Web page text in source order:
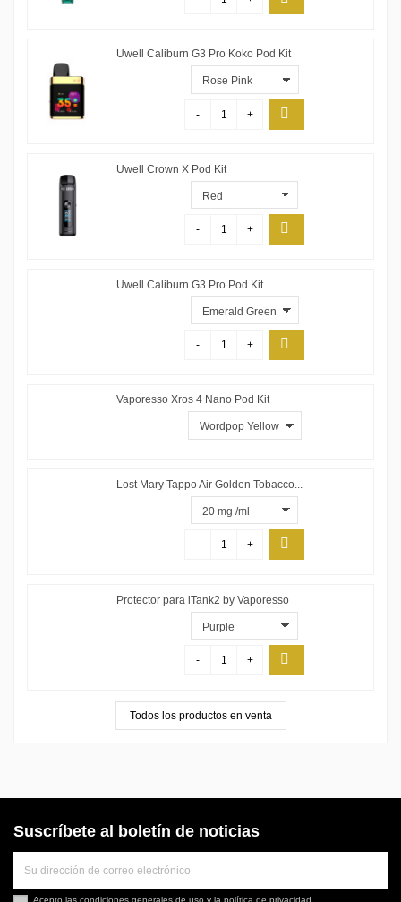
Uwell Caliburn G3 Pro Koko Pod Kit
- +
Uwell Crown X Pod Kit
- +
Uwell Caliburn G3 Pro Pod Kit
- +
Vaporesso Xros 4 Nano Pod Kit
Lost Mary Tappo Air Golden Tobacco...
- +
Protector para iTank2 by Vaporesso
- +
Todos los productos en venta
Suscríbete al boletín de noticias
Acepto las condiciones generales de uso y la política de privacidad